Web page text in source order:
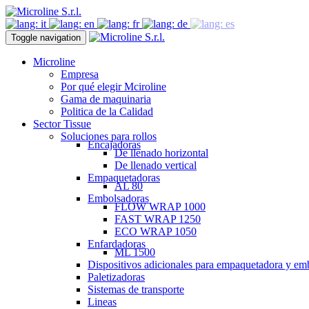
Toggle navigation
Microline
Empresa
Por qué elegir Mciroline
Gama de maquinaria
Politica de la Calidad
Sector Tissue
Soluciones para rollos
Encajadoras
De llenado horizontal
De llenado vertical
Empaquetadoras
AL 80
Embolsadoras
FLOW WRAP 1000
FAST WRAP 1250
ECO WRAP 1050
Enfardadoras
ML 1500
Dispositivos adicionales para empaquetadora y
Paletizadoras
Sistemas de transporte
Lineas